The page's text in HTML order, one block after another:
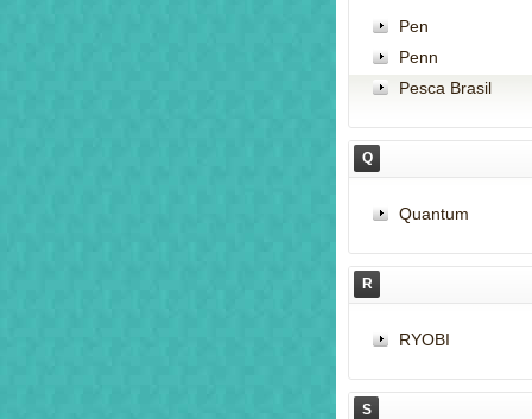
Pen
Penn
Pesca Brasil
Q
Quantum
R
RYOBI
S